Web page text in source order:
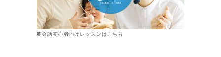
英会話初心者向けレッスンはこちら